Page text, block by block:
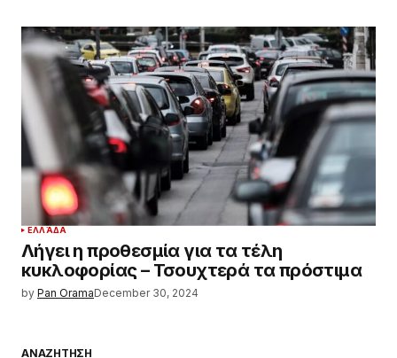
ΕΛΛΆΔΑ
Λήγει η προθεσμία για τα τέλη
κυκλοφορίας – Τσουχτερά τα πρόστιμα
by Pan OramaDecember 30, 2024
ΑΝΑΖΗΤΗΣΗ